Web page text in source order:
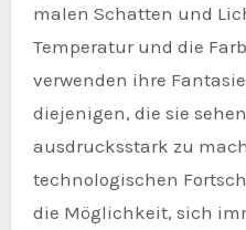
malen Schatten und
Temperatur und die
verwenden ihre
diejenigen, die sie
ausdrucksstark zu
technologischen
die Möglichkeit, sich